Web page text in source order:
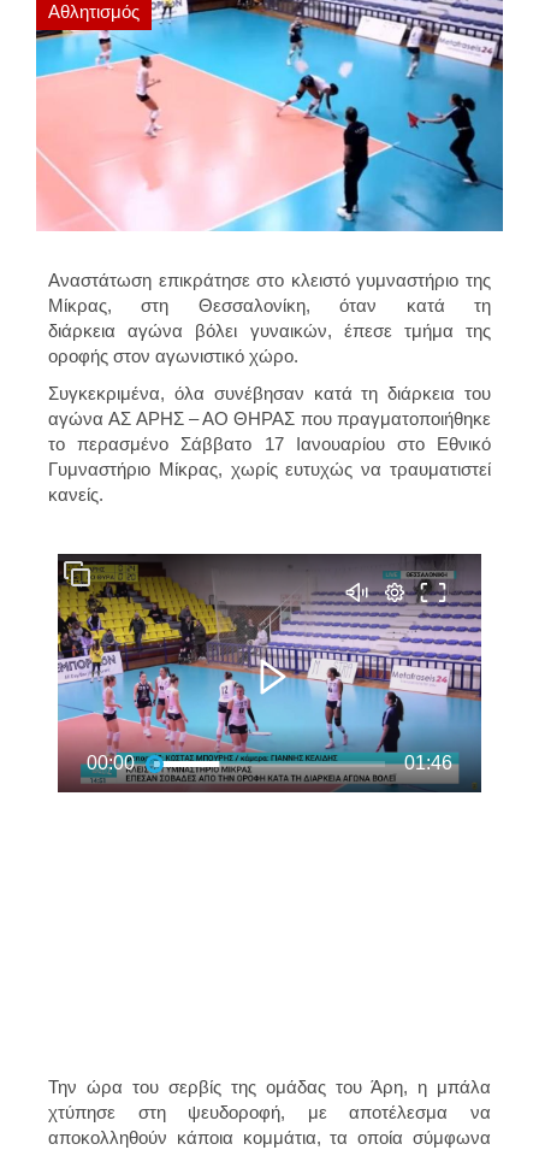
Αθλητισμός
Αναστάτωση επικράτησε στο κλειστό γυμναστήριο της
Μίκρας, στη Θεσσαλονίκη, όταν κατά τη
διάρκειααγώνα βόλει γυναικών, έπεσετμήμα της
οροφής στον αγωνιστικό χώρο.
Συγκεκριμένα, όλα συνέβησαν κατά τη διάρκεια του
αγώναΑΣ ΑΡΗΣ – ΑΟ ΘΗΡΑΣ που πραγματοποιήθηκε
το περασμένο Σάββατο 17 Ιανουαρίου στο Εθνικό
Γυμναστήριο Μίκρας, χωρίς ευτυχώς νατραυματιστεί
κανείς.
Την ώρα του σερβίς της ομάδας του Άρη, η μπάλα
χτύπησε στη ψευδοροφή, με αποτέλεσμα να
αποκολληθούν κάποια κομμάτια, τα οποία σύμφωνα